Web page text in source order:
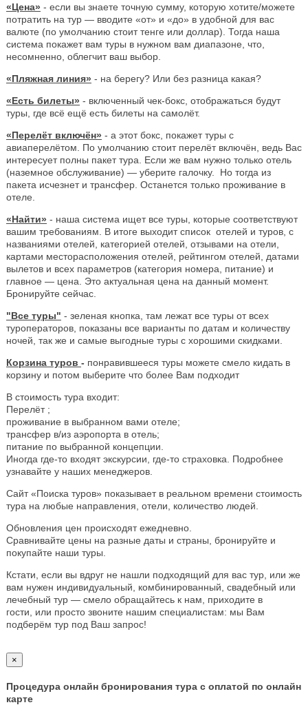
«Цена» - если вы знаете точную сумму, которую хотите/можете
потратить на тур — вводите «от» и «до» в удобной для вас
валюте (по умолчанию стоит тенге или доллар). Тогда наша
система покажет вам туры в нужном вам диапазоне, что,
несомненно, облегчит ваш выбор.
«Пляжная линия» - на берегу? Или без разница какая?
«Есть билеты» - включенный чек-бокс, отображаться будут
туры, где всё ещё есть билеты на самолёт.
«Перелёт включён» - а этот бокс, покажет туры с
авиаперелётом. По умолчанию стоит перелёт включён, ведь Вас
интересует полны пакет тура. Если же вам нужно только отель
(наземное обслуживание) — уберите галочку. Но тогда из
пакета исчезнет и трансфер. Останется только проживание в
отеле.
«Найти» - наша система ищет все туры, которые соответствуют
вашим требованиям. В итоге выходит список отелей и туров, с
названиями отелей, категорией отелей, отзывами на отели,
картами месторасположения отелей, рейтингом отелей, датами
вылетов и всех параметров (категория номера, питание) и
главное — цена. Это актуальная цена на данный момент.
Бронируйте сейчас.
"Все туры" - зеленая кнопка, там лежат все туры от всех
туроператоров, показаны все варианты по датам и количеству
ночей, так же и самые выгодные туры с хорошими скидками.
Корзина туров - понравившееся туры можете смело кидать в
корзину и потом выберите что более Вам подходит
В стоимость тура входит:
Перелёт ;
проживание в выбранном вами отеле;
трансфер в/из аэропорта в отель;
питание по выбранной концепции.
Иногда где-то входят экскурсии, где-то страховка. Подробнее
узнавайте у наших менеджеров.
Сайт «Поиска туров» показывает в реальном времени стоимость
тура на любые направления, отели, количество людей.
Обновления цен происходят ежедневно.
Сравнивайте цены на разные даты и страны, бронируйте и
покупайте наши туры.
Кстати, если вы вдруг не нашли подходящий для вас тур, или же
вам нужен индивидуальный, комбинированный, свадебный или
лечебный тур — смело обращайтесь к нам, приходите в
гости, или просто звоните нашим специалистам: мы Вам
подберём тур под Ваш запрос!
×
Процедура онлайн бронирования тура с оплатой по онлайн
карте